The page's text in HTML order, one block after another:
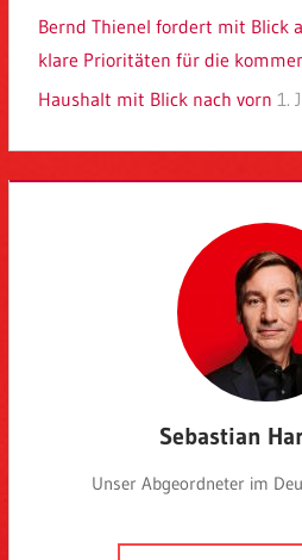
Bernd Thienel fordert mit Blick
klare Prioritäten für die
Haushalt mit Blick nach vorn 1.
Sebastian
Unser Abgeordneter im